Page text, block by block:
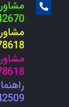
مشاوره